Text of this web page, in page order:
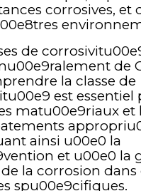
corrosives, et
de
de
la classe de
est essentiel
matu00e9riaux et
ainsi u00e0 la
et u00e0 la
la corrosion dans
spu00e9cifiques.